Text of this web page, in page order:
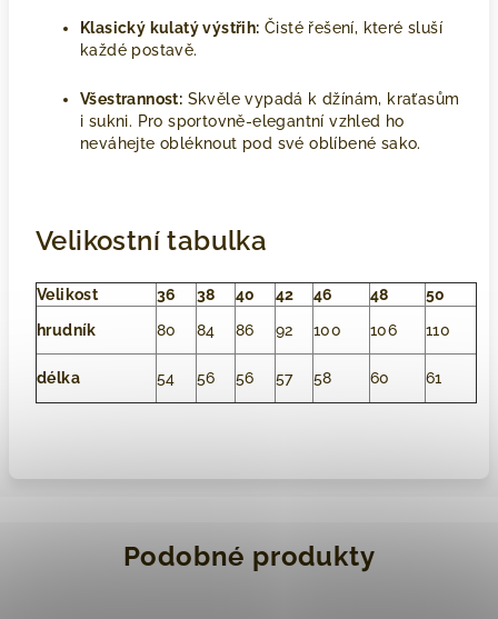
Klasický kulatý výstřih: Čisté řešení, které sluší
každé postavě.
Všestrannost: Skvěle vypadá k džínám, kraťasům
i sukni. Pro sportovně-elegantní vzhled ho
neváhejte obléknout pod své oblíbené sako.
Velikostní tabulka
Velikost 36 38 40 42 46 48
50
hrudník
80 84 86 92 100 106 110
délka 54 56 56 57 58 60 61
Podobné produkty